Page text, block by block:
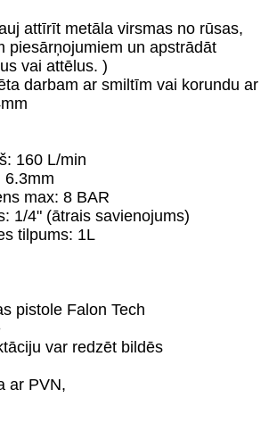
attīrīt metāla virsmas no rūsas,
piesārņojumiem un apstrādāt
vai attēlus. )
darbam ar smiltīm vai korundu ar
160 L/min
6.3mm
max: 8 BAR
1/4" (ātrais savienojums)
tilpums: 1L
pistole Falon Tech
var redzēt bildēs
ar PVN,